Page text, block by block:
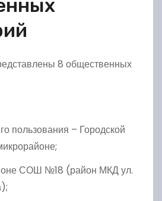
8 общественных
пользования – Городской
СОШ №18 (район МКД ул.